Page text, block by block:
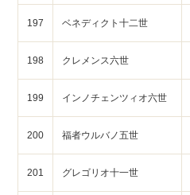
197 ベネディクト十二世
198 クレメンス六世
199 インノチェンツィオ六世
200 福者ウルバノ五世
201 グレゴリオ十一世